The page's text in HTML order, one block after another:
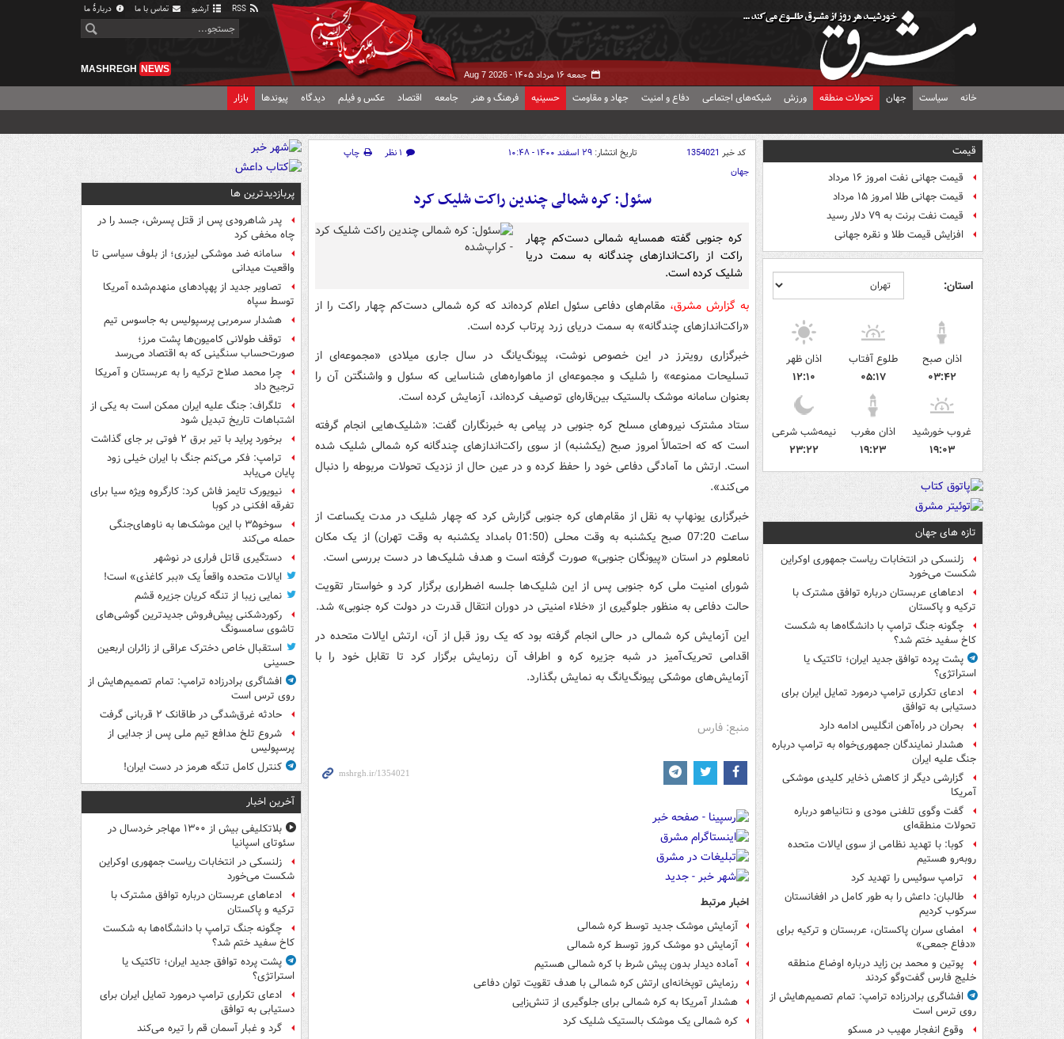
آرشیو تماس با ما دربارهٔ ما
جمعه ۱۶ مرداد ۱۴۰۵ - Aug 7 2026
MASHREGH NEWS
خانه سیاست جهان تحولات منطقه ورزش شبکه‌های اجتماعی دفاع و امنیت جهاد و مقاومت حسینیه فرهنگ و هنر جامعه اقتصاد عکس و فیلم دیدگاه پیوندها بازار
قیمت
قیمت جهانی نفت امروز ۱۶ مرداد
قیمت جهانی طلا امروز ۱۵ مرداد
قیمت نفت برنت به ۷۹ دلار رسید
افزایش قیمت طلا و نقره جهانی
استان:
اذان صبح
۰۳:۴۲
طلوع آفتاب
۰۵:۱۷
اذان ظهر
۱۲:۱۰
غروب خورشید
۱۹:۰۳
اذان مغرب
۱۹:۲۳
نیمه‌شب شرعی
۲۳:۲۲
تازه های جهان
زلنسکی در انتخابات ریاست جمهوری اوکراین
شکست می‌خورد
ادعاهای عربستان درباره توافق مشترک با
ترکیه و پاکستان
چگونه جنگ ترامپ با دانشگاه‌ها به شکست
کاخ سفید ختم شد؟
پشت پرده توافق جدید ایران؛ تاکتیک یا
استراتژی؟
ادعای تکراری ترامپ درمورد تمایل ایران برای
دستیابی به توافق
بحران در راه‌آهن انگلیس ادامه دارد
هشدار نمایندگان جمهوری‌خواه به ترامپ درباره
جنگ علیه ایران
گزارشی دیگر از کاهش ذخایر کلیدی موشکی
آمریکا
گفت وگوی تلفنی مودی و نتانیاهو درباره
تحولات منطقه‌ای
کوبا: با تهدید نظامی از سوی ایالات متحده
روبه‌رو هستیم
ترامپ سوئیس را تهدید کرد
طالبان: داعش را به طور کامل در افغانستان
سرکوب کردیم
امضای سران پاکستان، عربستان و ترکیه برای
«دفاع جمعی»
پوتین و محمد بن زاید درباره اوضاع منطقه
خلیج فارس گفت‌وگو کردند
افشاگری برادرزاده ترامپ: تمام تصمیم‌هایش از
روی ترس است
وقوع انفجار مهیب در مسکو
کد خبر 1354021 تاریخ انتشار: ۲۹ اسفند ۱۴۰۰ - ۱۰:۴۸ ۱ نظر
چاپ
جهان
سئول: کره شمالی چندین راکت شلیک کرد
کره جنوبی گفته همسایه شمالی دست‌کم چهار
راکت از راکت‌اندازهای چندگانه به سمت دریا
شلیک کرده است.
به گزارش مشرق، مقام‌های دفاعی سئول اعلام کرده‌اند که کره شمالی دست‌کم چهار راکت را از
«راکت‌اندازهای چندگانه» به سمت دریای زرد پرتاب کرده است.
خبرگزاری رویترز در این خصوص نوشت، پیونگ‌یانگ در سال جاری میلادی «مجموعه‌ای از
تسلیحات ممنوعه» را شلیک و مجموعه‌ای از ماهواره‌های شناسایی که سئول و واشنگتن آن را
بعنوان سامانه موشک بالستیک بین‌قاره‌ای توصیف کرده‌اند، آزمایش کرده است.
ستاد مشترک نیروهای مسلح کره جنوبی در پیامی به خبرنگاران گفت:‌ «شلیک‌هایی انجام گرفته
است که که احتمالاً امروز صبح (یکشنبه) از سوی راکت‌اندازهای چندگانه کره شمالی شلیک شده
است. ارتش ما آمادگی دفاعی خود را حفظ کرده و در عین حال از نزدیک تحولات مربوطه را دنبال
می‌کند».
خبرگزاری یونهاپ به نقل از مقام‌های کره جنوبی گزارش کرد که چهار شلیک در مدت یکساعت از
ساعت 07:20 صبح یکشنبه به وقت محلی (01:50 بامداد یکشنبه به وقت تهران) از یک مکان
نامعلوم در استان «پیونگان جنوبی» صورت گرفته است و هدف شلیک‌ها در دست بررسی است.
شورای امنیت ملی کره جنوبی پس از این شلیک‌ها جلسه اضطراری برگزار کرد و خواستار تقویت
حالت دفاعی به منظور جلوگیری از «خلاء‌ امنیتی در دوران انتقال قدرت در دولت کره جنوبی» شد.
این آزمایش کره شمالی در حالی انجام گرفته بود که یک روز قبل از آن، ارتش ایالات متحده در
اقدامی تحریک‌آمیز در شبه جزیره کره و اطراف آن رزمایش برگزار کرد تا تقابل خود را با
آزمایش‌های موشکی پیونگ‌یانگ به نمایش بگذارد.
منبع: فارس
اخبار مرتبط
آزمایش موشک جدید توسط کره شمالی
آزمایش دو موشک کروز توسط کره شمالی
آماده دیدار بدون پیش شرط با کره شمالی هستیم
رزمایش توپخانه‌ای ارتش کره شمالی با هدف تقویت توان دفاعی
هشدار آمریکا به کره شمالی برای جلوگیری از تنش‌زایی
کره شمالی یک موشک بالستیک شلیک کرد
پربازدیدترین ها
پدر شاهرودی پس از قتل پسرش، جسد را در
چاه مخفی کرد
سامانه ضد موشکی لیزری؛ از بلوف سیاسی تا
واقعیت میدانی
تصاویر جدید از پهپادهای منهدم‌شده آمریکا
توسط سپاه
هشدار سرمربی پرسپولیس به جاسوس تیم
توقف طولانی کامیون‌ها پشت مرز؛
صورت‌حساب سنگینی که به اقتصاد می‌رسد
چرا محمد صلاح ترکیه را به عربستان و آمریکا
ترجیح داد
تلگراف: جنگ علیه ایران ممکن است به یکی از
اشتباهات تاریخ تبدیل شود
برخورد پراید با تیر برق ۲ فوتی بر جای گذاشت
ترامپ: فکر می‌کنم جنگ با ایران خیلی زود
پایان می‌یابد
نیویورک تایمز فاش کرد: کارگروه ویژه سیا برای
تفرقه افکنی در کوبا
سوخو۳۵ با این موشک‌ها به ناوهای‌جنگی
حمله می‌کند
دستگیری قاتل فراری در نوشهر
ایالات متحده واقعاً یک «ببر کاغذی» است!
نمایی زیبا از تنگه کریان جزیره قشم
رکوردشکنی پیش‌فروش جدیدترین گوشی‌های
تاشوی سامسونگ
استقبال خاص دخترک عراقی از زائران اربعین
حسینی
افشاگری برادرزاده ترامپ: تمام تصمیم‌هایش از
روی ترس است
حادثه غرق‌شدگی در طاقانک ۲ قربانی گرفت
شروع تلخ مدافع تیم ملی پس از جدایی از
پرسپولیس
کنترل کامل تنگه هرمز در دست ایران!
آخرین اخبار
بلاتکلیفی بیش از ۱۳۰۰ مهاجر خردسال در
سئوتای اسپانیا
زلنسکی در انتخابات ریاست جمهوری اوکراین
شکست می‌خورد
ادعاهای عربستان درباره توافق مشترک با
ترکیه و پاکستان
چگونه جنگ ترامپ با دانشگاه‌ها به شکست
کاخ سفید ختم شد؟
پشت پرده توافق جدید ایران؛ تاکتیک یا
استراتژی؟
ادعای تکراری ترامپ درمورد تمایل ایران برای
دستیابی به توافق
گرد و غبار آسمان قم را تیره می‌کند